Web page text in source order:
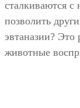
сталкиваются с
позволить
эвтаназии? Это
животные